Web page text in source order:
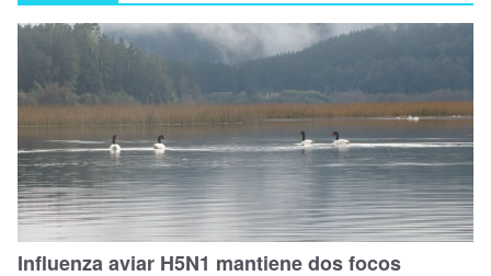
Influenza aviar H5N1 mantiene dos focos